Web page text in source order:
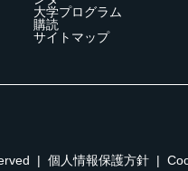
大学プログラム
購読
サイトマップ
| 個人情報保護方針 |